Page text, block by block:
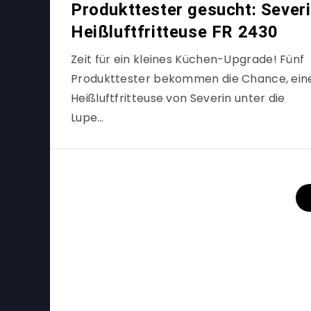
Produkttester gesucht:
Heißluftfritteuse FR 2430
Zeit für ein kleines Küchen-Upgrade! Fünf
Produkttester bekommen die Chance,
Heißluftfritteuse von Severin unter die
Lupe…